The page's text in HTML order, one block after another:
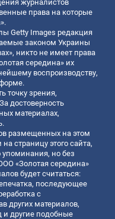
журналистов
права на которые
Getty Images редакция
законом Украины
никто не имеет права
середина» их
воспроизводству,
точку зрения,
достоверность
материалах,
размещенных на этом
страницу этого сайта,
упоминания, но без
«Золотая середина»
будет считаться:
последующее
с
других материалов,
и другие подобные